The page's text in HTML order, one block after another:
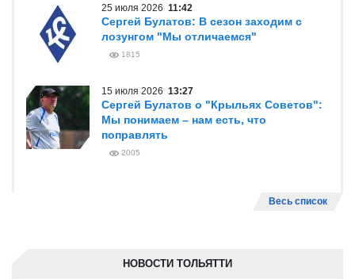
25 июля 2026 11:42
Сергей Булатов: В сезон заходим с
лозунгом "Мы отличаемся"
1815
15 июля 2026 13:27
Сергей Булатов о "Крыльях Советов":
Мы понимаем – нам есть, что
поправлять
2005
Весь список
НОВОСТИ ТОЛЬЯТТИ